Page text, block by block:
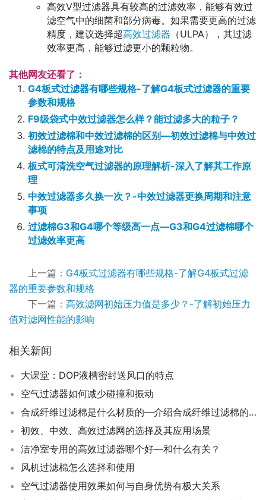
高效V型过滤器具有较高的过滤效率，能够有效过
滤空气中的细菌和部分病毒。如果需要更高的过滤
精度，建议选择超高效过滤器 （ULPA），其过滤
效率更高，能够过滤更小的颗粒物。
其他网友还看了：
G4板式过滤器有哪些规格-了解G4板式过滤器的重要
参数和规格
F9级袋式中效过滤器怎么样？能过滤多大的粒子？
初效过滤棉和中效过滤棉的区别—初效过滤棉与中效过
滤棉的特点及用途对比
板式可清洗空气过滤器的原理解析-深入了解其工作原
理
中效过滤器多久换一次？-中效过滤器更换周期和注意
事项
过滤棉G3和G4哪个等级高一点—G3和G4过滤棉哪个
过滤效率更高
上一篇： G4板式过滤器有哪些规格-了解G4板式过滤
器的重要参数和规格
下一篇： 高效滤网初始压力值是多少？-了解初始压力
值对滤网性能的影响
相关新闻
大课堂：DOP液槽密封送风口的特点
空气过滤器如何减少碰撞和振动
合成纤维过滤棉是什么材质的—介绍合成纤维过滤棉的材质和应用领域
初效、中效、高效过滤网的选择及其应用场景
洁净室专用的高效过滤器哪个好—和什么有关？
风机过滤棉怎么选择和使用
空气过滤器使用效果如何与自身优势有极大关系